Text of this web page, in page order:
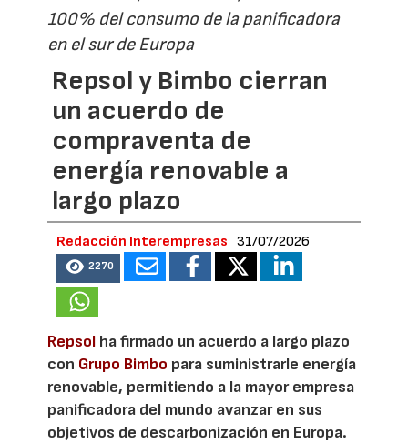
100% del consumo de la panificadora
en el sur de Europa
Repsol y Bimbo cierran
un acuerdo de
compraventa de
energía renovable a
largo plazo
Redacción Interempresas 31/07/2026
2270
Repsol ha firmado un acuerdo a largo plazo
con Grupo Bimbo para suministrarle energía
renovable, permitiendo a la mayor empresa
panificadora del mundo avanzar en sus
objetivos de descarbonización en Europa.